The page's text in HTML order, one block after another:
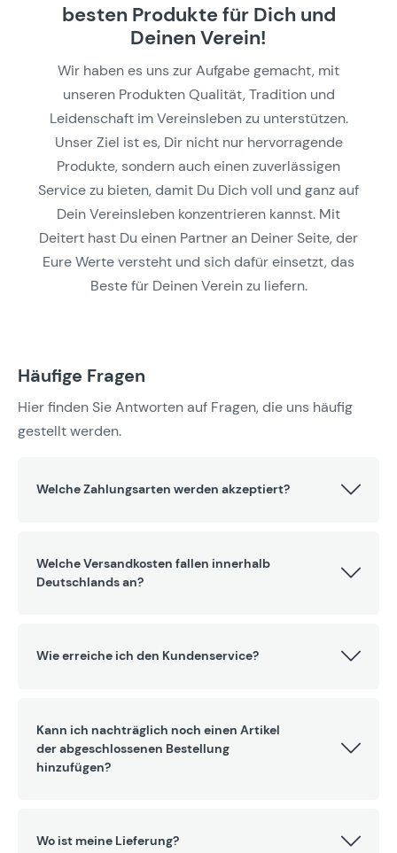
besten Produkte für Dich und
Deinen Verein!
Wir haben es uns zur Aufgabe gemacht, mit
unseren Produkten Qualität, Tradition und
Leidenschaft im Vereinsleben zu unterstützen.
Unser Ziel ist es, Dir nicht nur hervorragende
Produkte, sondern auch einen zuverlässigen
Service zu bieten, damit Du Dich voll und ganz auf
Dein Vereinsleben konzentrieren kannst. Mit
Deitert hast Du einen Partner an Deiner Seite, der
Eure Werte versteht und sich dafür einsetzt, das
Beste für Deinen Verein zu liefern.
Häufige Fragen
Hier finden Sie Antworten auf Fragen, die uns häufig
gestellt werden.
Welche Zahlungsarten werden akzeptiert?
Welche Versandkosten fallen innerhalb
Deutschlands an?
Wie erreiche ich den Kundenservice?
Kann ich nachträglich noch einen Artikel
der abgeschlossenen Bestellung
hinzufügen?
Wo ist meine Lieferung?